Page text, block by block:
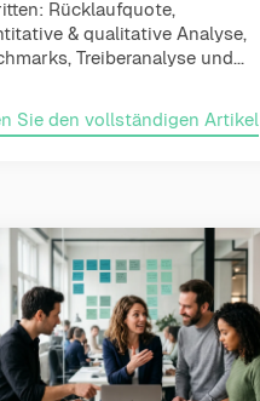
Rücklaufquote,
& qualitative Analyse,
Treiberanalyse und...
Sie den vollständigen Artikel